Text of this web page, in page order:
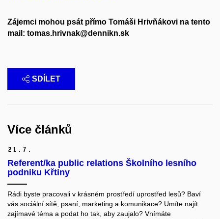
Zájemci mohou psát přímo Tomáši Hrivňákovi na tento
mail: tomas.hrivnak@dennikn.sk
SDÍLET
Více článků
21. 7.
Referent/ka public relations Školního lesního
podniku Křtiny
Rádi byste pracovali v krásném prostředí uprostřed lesů? Baví
vás sociální sítě, psaní, marketing a komunikace? Umíte najít
zajímavé téma a podat ho tak, aby zaujalo? Vnímáte